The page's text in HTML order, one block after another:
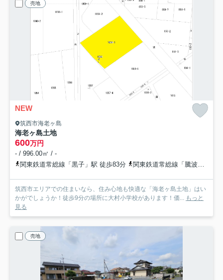
売地
NEW
筑西市海老ヶ島
海老ヶ島土地
600万円
- / 996.00㎡ / -
関東鉄道常総線「黒子」駅 徒歩83分
関東鉄道常総線「騰波ノ江」駅 徒歩115分
筑西市エリアでの住まいなら、住み心地も快適な「海老ヶ島土地」はい
かがでしょうか！徒歩9分の場所に大村小学校があります！価... もっと
見る
売地